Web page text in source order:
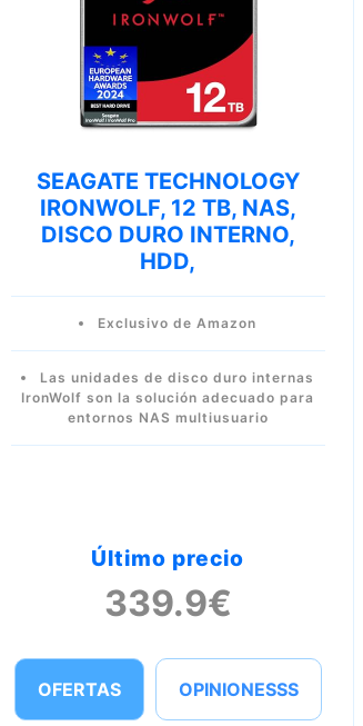
SEAGATE TECHNOLOGY
IRONWOLF, 12 TB, NAS,
DISCO DURO INTERNO,
HDD,
Exclusivo de Amazon
Las unidades de disco duro internas
IronWolf son la solución adecuado para
entornos NAS multiusuario
Último precio
339.9€
OFERTAS OPINIONESSS